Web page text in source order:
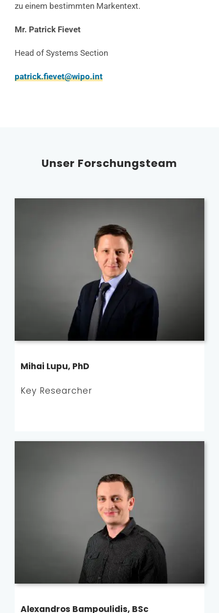
zu einem bestimmten Markentext.
Mr. Patrick Fievet
Head of Systems Section
patrick.fievet@wipo.int
Unser Forschungsteam
Mihai Lupu, PhD
Key Researcher
Alexandros Bampoulidis, BSc